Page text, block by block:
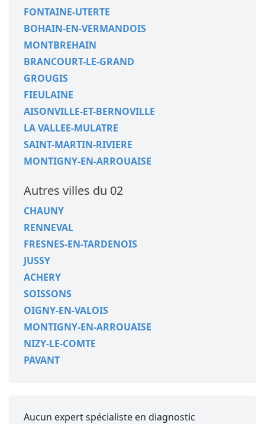
FONTAINE-UTERTE
BOHAIN-EN-VERMANDOIS
MONTBREHAIN
BRANCOURT-LE-GRAND
GROUGIS
FIEULAINE
AISONVILLE-ET-BERNOVILLE
LA VALLEE-MULATRE
SAINT-MARTIN-RIVIERE
MONTIGNY-EN-ARROUAISE
Autres villes du 02
CHAUNY
RENNEVAL
FRESNES-EN-TARDENOIS
JUSSY
ACHERY
SOISSONS
OIGNY-EN-VALOIS
MONTIGNY-EN-ARROUAISE
NIZY-LE-COMTE
PAVANT
Aucun expert spécialiste en diagnostic